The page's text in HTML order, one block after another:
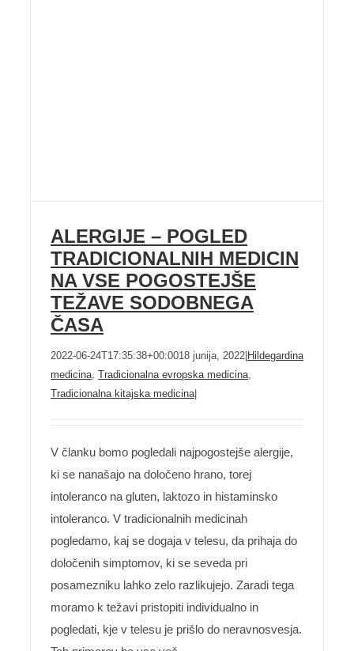
ALERGIJE – POGLED
TRADICIONALNIH MEDICIN
NA VSE POGOSTEJŠE
TEŽAVE SODOBNEGA
ČASA
2022-06-24T17:35:38+00:0018 junija, 2022 Hildegardina
medicina, Tradicionalna evropska medicina,
Tradicionalna kitajska medicina|
V članku bomo pogledali najpogostejše alergije,
ki se nanašajo na določeno hrano, torej
intoleranco na gluten, laktozo in histaminsko
intoleranco. V tradicionalnih medicinah
pogledamo, kaj se dogaja v telesu, da prihaja do
določenih simptomov, ki se seveda pri
posamezniku lahko zelo razlikujejo. Zaradi tega
moramo k težavi pristopiti individualno in
pogledati, kje v telesu je prišlo do neravnosvesja.